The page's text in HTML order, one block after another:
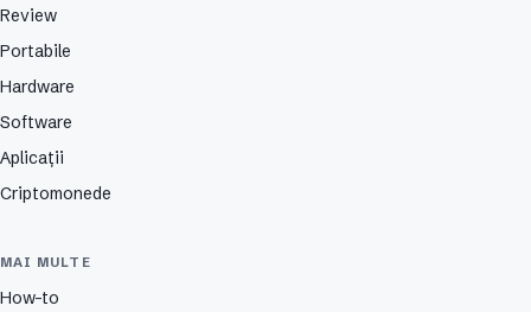
Review
Portabile
Hardware
Software
Aplicații
Criptomonede
MAI MULTE
How-to